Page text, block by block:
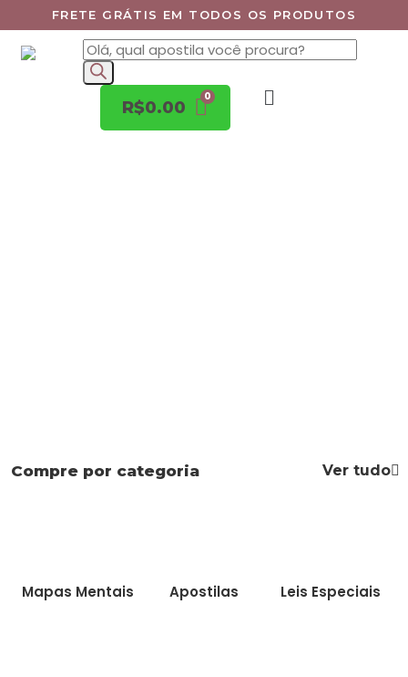
FRETE GRÁTIS EM TODOS OS PRODUTOS
R$0.00
Compre por categoria Ver tudo
Mapas Mentais Apostilas Leis Especiais